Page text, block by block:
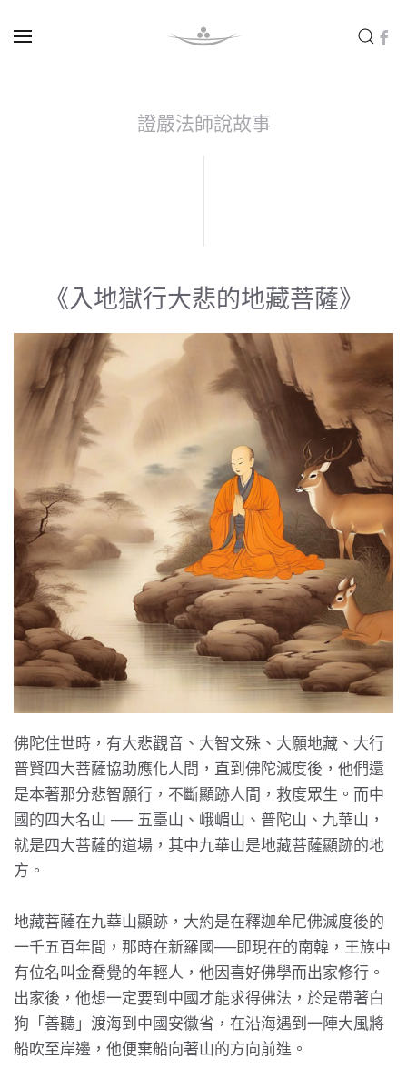
證嚴法師說故事
《入地獄行大悲的地藏菩薩》
佛陀住世時，有大悲觀音、大智文殊、大願地藏、大行
普賢四大菩薩協助應化人間，直到佛陀滅度後，他們還
是本著那分悲智願行，不斷顯跡人間，救度眾生。而中
國的四大名山 ── 五臺山、峨嵋山、普陀山、九華山，
就是四大菩薩的道場，其中九華山是地藏菩薩顯跡的地
方。
地藏菩薩在九華山顯跡，大約是在釋迦牟尼佛滅度後的
一千五百年間，那時在新羅國──即現在的南韓，王族中
有位名叫金喬覺的年輕人，他因喜好佛學而出家修行。
出家後，他想一定要到中國才能求得佛法，於是帶著白
狗「善聽」渡海到中國安徽省，在沿海遇到一陣大風將
船吹至岸邊，他便棄船向著山的方向前進。